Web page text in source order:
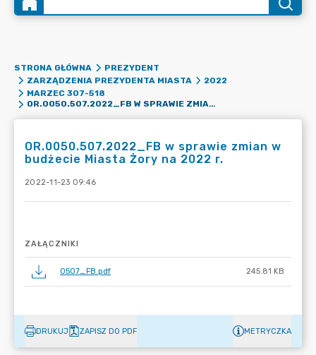
STRONA GŁÓWNA
PREZYDENT
ZARZĄDZENIA PREZYDENTA MIASTA
2022
MARZEC 307-518
OR.0050.507.2022_FB W SPRAWIE ZMIAN W BUDŻECIE MIASTA ŻORY NA 2022 R.
OR.0050.507.2022_FB w sprawie zmian w
budżecie Miasta Żory na 2022 r.
2022-11-23 09:46
ZAŁĄCZNIKI
0507_FB.pdf 245.81 KB
DRUKUJ ZAPISZ DO PDF METRYCZKA